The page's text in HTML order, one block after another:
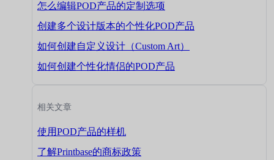
怎么编辑POD产品的定制选项
创建多个设计版本的个性化POD产品
如何创建自定义设计（Custom Art）
如何创建个性化情侣的POD产品
相关文章
使用POD产品的样机
了解Printbase的商标政策